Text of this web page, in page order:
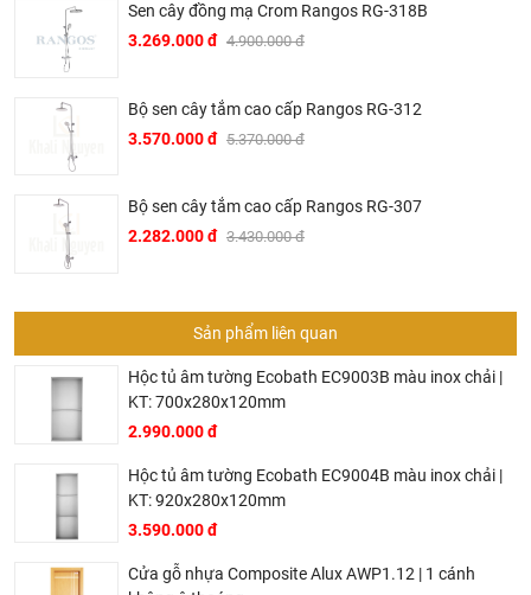
Sen cây đồng mạ Crom Rangos RG-318B
3.269.000 đ 4.900.000 đ
Bộ sen cây tắm cao cấp Rangos RG-312
3.570.000 đ 5.370.000 đ
Bộ sen cây tắm cao cấp Rangos RG-307
2.282.000 đ 3.430.000 đ
Sản phẩm liên quan
Hộc tủ âm tường Ecobath EC9003B màu inox chải |
KT: 700x280x120mm
2.990.000 đ
Hộc tủ âm tường Ecobath EC9004B màu inox chải |
KT: 920x280x120mm
3.590.000 đ
Cửa gỗ nhựa Composite Alux AWP1.12 | 1 cánh